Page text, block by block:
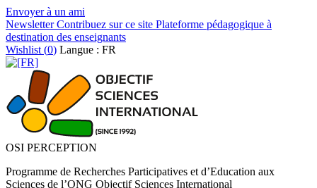
Envoyer à un ami
NewsletterContribuez sur ce site Plateforme pédagogique à
destination des enseignants
Wishlist (0) Langue : FR
OSI PERCEPTION
Programme de Recherches Participatives et d’Education aux
Sciences de l’ONG Objectif Sciences International